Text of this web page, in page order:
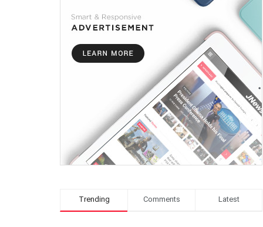
Trending Comments Latest